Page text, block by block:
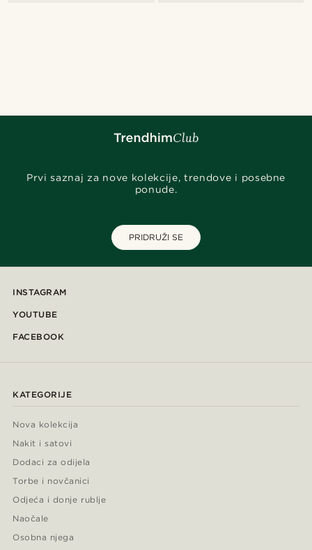
Prvi saznaj za nove kolekcije, trendove i posebne
ponude.
PRIDRUŽI SE
INSTAGRAM
YOUTUBE
FACEBOOK
KATEGORIJE
Nova kolekcija
Nakit i satovi
Dodaci za odijela
Torbe i novčanici
Odjeća i donje rublje
Naočale
Osobna njega